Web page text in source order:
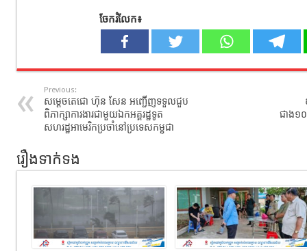
ចែករំលែក៖
Previous:
សម្តេចតេជោ ហ៊ុន សែន អញ្ជើញទទួលជួប
ពិភាក្សាការងារជាមួយឯកអគ្គរដ្ឋទូត
សហរដ្ឋអាមេរិកប្រចាំ​នៅប្រទេសកម្ពុជា
ជាង១
រឿងទាក់ទង